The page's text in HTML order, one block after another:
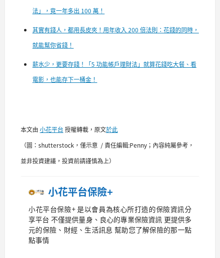
法」，竟一年多出 100 萬！
其實有錢人，都用長皮夾！用年收入 200 倍法則：花錢的同時，
就能幫你省錢！
薪水少，更要存錢！「5 功能帳戶理財法」就算花錢吃大餐、看
電影，也能存下一桶金！
本文由 小花平台 授權轉載，原文於此
（圖：shutterstock，僅示意 / 責任編輯:Penny；內容純屬參考，
並非投資建議，投資前請謹慎為上）
小花平台保險+
小花平台保險+ 是以會員為核心所打造的保險資訊分
享平台 不僅提供量身、良心的專業保險資訊 更提供多
元的保險、財經、生活訊息 幫助您了解保險的那一點
點事情